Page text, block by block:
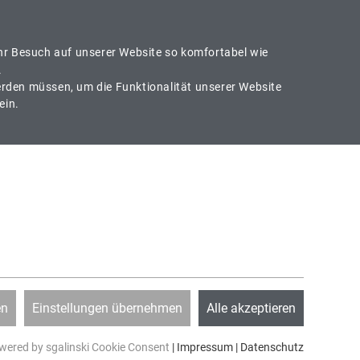
Besuch auf unserer Website so komfortabel wie
müssen, um die Funktionalität unserer Website
Einstellungen übernehmen Alle akzeptieren
by sgalinski Cookie Consent | Impressum | Datenschutz
Telefon
66400
Rückruf